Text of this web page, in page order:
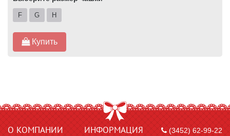
F G H
Купить
О КОМПАНИИ ИНФОРМАЦИЯ
(3452) 62-99-22